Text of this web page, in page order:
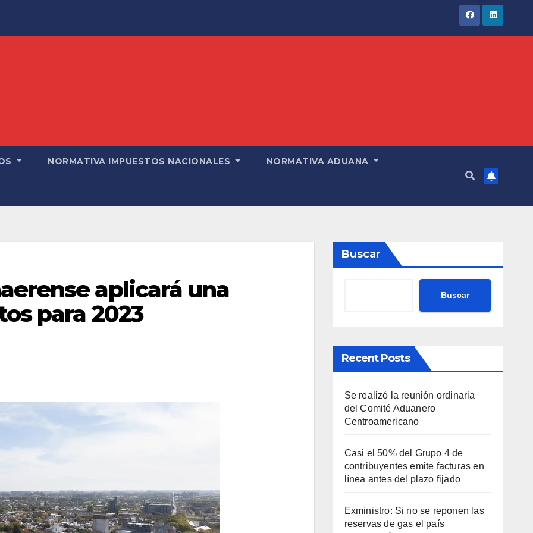
NORMATIVA IMPUESTOS NACIONALES NORMATIVA ADUANA
aplicará una
para 2023
Buscar
Buscar
Recent Posts
Se realizó la reunión ordinaria
del Comité Aduanero
Centroamericano
Casi el 50% del Grupo 4 de
contribuyentes emite facturas en
línea antes del plazo fijado
Exministro: Si no se reponen las
reservas de gas el país